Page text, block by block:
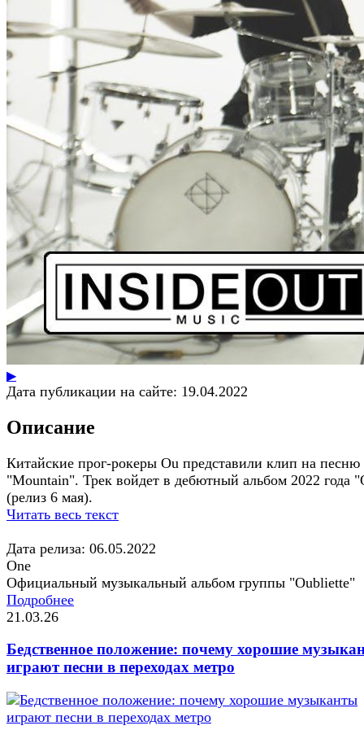
▶
Дата публикации на сайте: 19.04.2022
Описание
Китайские прог-рокеры Ou представили клип на песню
"Mountain". Трек войдет в дебютный альбом 2022 года
(релиз 6 мая).
Читать весь текст
Дата релиза: 06.05.2022
One
Официальный музыкальный альбом группы "Oubliette"
Подробнее
21.03.26
Бедственное положение: почему хорошие
играют песни в переходах метро